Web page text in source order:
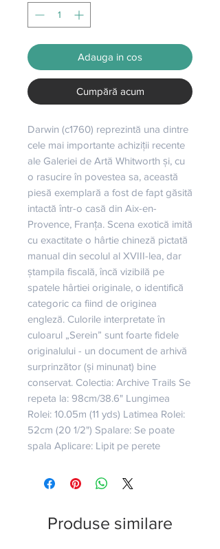
Adauga in cos
Cumpără acum
Darwin (c1760) reprezintă una dintre
cele mai importante achiziții recente
ale Galeriei de Artă Whitworth și, cu
o rasucire în povestea sa, această
piesă exemplară a fost de fapt găsită
intactă într-o casă din Aix-en-
Provence, Franța. Scena exotică imită
cu exactitate o hârtie chineză pictată
manual din secolul al XVIII-lea, dar
ștampila fiscală, încă vizibilă pe
spatele hârtiei originale, o identifică
categoric ca fiind de originea
engleză. Culorile interpretate în
culoarul „Serein” sunt foarte fidele
originalului - un document de arhivă
surprinzător (și minunat) bine
conservat. Colectia: Archive Trails Se
repeta la: 98cm/38.6" Lungimea
Rolei: 10.05m (11 yds) Latimea Rolei:
52cm (20 1/2") Spalare: Se poate
spala Aplicare: Lipit pe perete
Produse similare